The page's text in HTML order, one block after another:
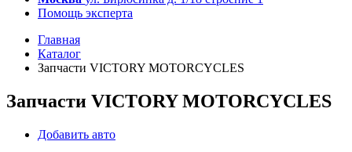
Помощь эксперта
Главная
Каталог
Запчасти VICTORY MOTORCYCLES
Запчасти VICTORY MOTORCYCLES
Добавить авто